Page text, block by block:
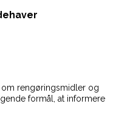
om rengøringsmidler og
formål, at informere